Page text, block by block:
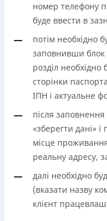
номер телефону
буде ввести в
потім необхідно
заповнивши блок
розділ необхідно
сторінки
ІПН і актуальне
після заповнення
«зберегти дані»
місце
реальну адресу,
далі необхідно
(вказати назву
клієнт